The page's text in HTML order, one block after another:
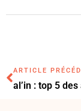
ARTICLE